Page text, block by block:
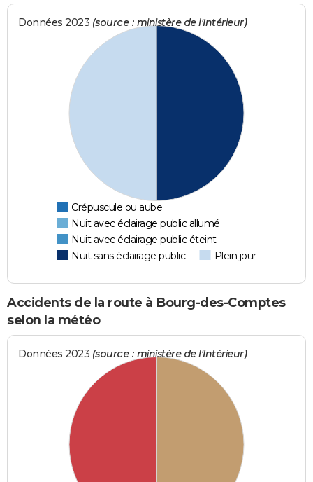
Données 2023 (source : ministère de l'Intérieur)
Crépuscule ou aube
Nuit avec éclairage public allumé
Nuit avec éclairage public éteint
Nuit sans éclairage public
Plein jour
Accidents de la route à Bourg-des-Comptes
selon la météo
Données 2023 (source : ministère de l'Intérieur)